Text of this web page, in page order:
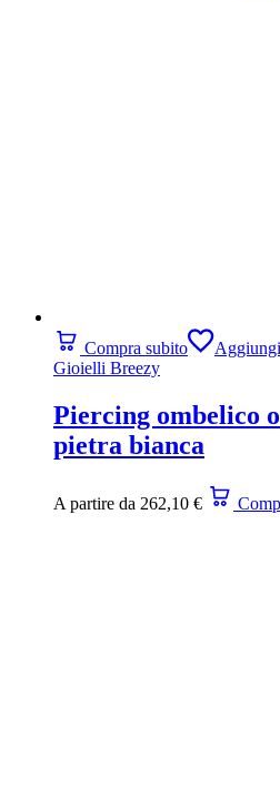
Compra subito
Gioielli Breezy
Piercing ombelico
pietra bianca
A partire da 262,10 €